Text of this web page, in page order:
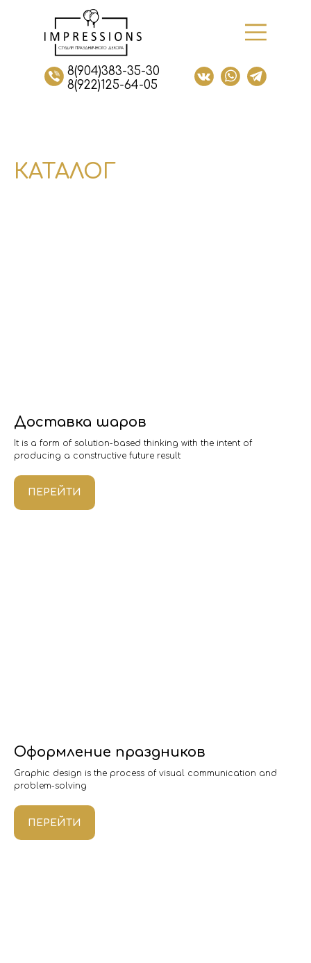
8(922)125-64-05
8(904)383-35-30
КАТАЛОГ
Доставка шаров
It is a form of solution-based thinking with the intent of
producing a constructive future result
ПЕРЕЙТИ
Оформление праздников
Graphic design is the process of visual communication and
problem-solving
ПЕРЕЙТИ